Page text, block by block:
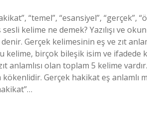
“temel”, “esansiyel”, “gerçek”,
kelime ne demek? Yazılışı ve
Gerçek kelimesinin eş ve zıt
kelime, birçok bileşik isim ve ifadede
anlamlısı olan toplam 5 kelime
Gerçek hakikat eş anlamlı